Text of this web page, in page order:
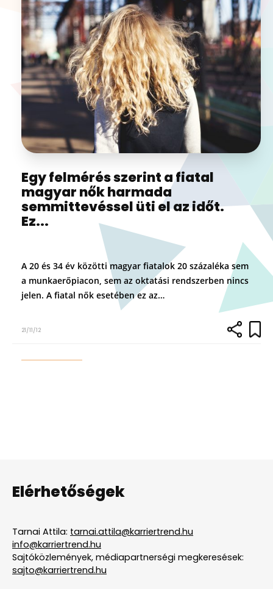
Egy felmérés szerint a fiatal
magyar nők harmada
semmittevéssel üti el az időt.
Ez...
A 20 és 34 év közötti magyar fiatalok 20 százaléka sem
a munkaerőpiacon, sem az oktatási rendszerben nincs
jelen. A fiatal nők esetében ez az…
21/11/12
Elérhetőségek
Tarnai Attila: tarnai.attila@karriertrend.hu
info@karriertrend.hu
Sajtóközlemények, médiapartnerségi megkeresések:
sajto@karriertrend.hu